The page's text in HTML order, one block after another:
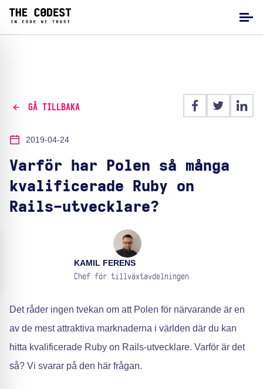
GÅ TILLBAKA
2019-04-24
Varför har Polen så många
kvalificerade Ruby on
Rails-utvecklare?
KAMIL FERENS
Chef för tillväxtavdelningen
Det råder ingen tvekan om att Polen för närvarande är en
av de mest attraktiva marknaderna i världen där du kan
hitta kvalificerade Ruby on Rails-utvecklare. Varför är det
så? Vi svarar på den här frågan.